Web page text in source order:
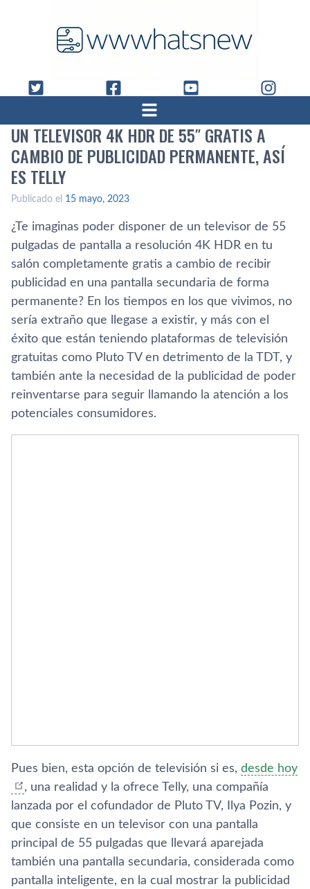
UN TELEVISOR 4K HDR DE 55″ GRATIS A
CAMBIO DE PUBLICIDAD PERMANENTE, ASÍ
ES TELLY
Publicado el 15 mayo, 2023
¿Te imaginas poder disponer de un televisor de 55
pulgadas de pantalla a resolución 4K HDR en tu
salón completamente gratis a cambio de recibir
publicidad en una pantalla secundaria de forma
permanente? En los tiempos en los que vivimos, no
sería extraño que llegase a existir, y más con el
éxito que están teniendo plataformas de televisión
gratuitas como Pluto TV en detrimento de la TDT, y
también ante la necesidad de la publicidad de poder
reinventarse para seguir llamando la atención a los
potenciales consumidores.
Pues bien, esta opción de televisión si es, desde hoy
, una realidad y la ofrece Telly, una compañía
lanzada por el cofundador de Pluto TV, Ilya Pozin, y
que consiste en un televisor con una pantalla
principal de 55 pulgadas que llevará aparejada
también una pantalla secundaria, considerada como
pantalla inteligente, en la cual mostrar la publicidad